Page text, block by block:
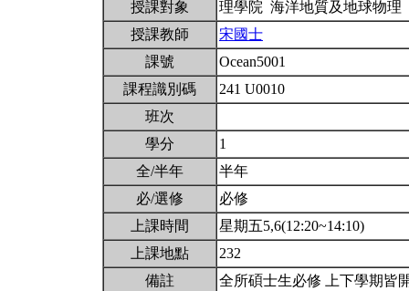
授課對象
理學院 海洋地質及地球物理
授課教師
宋國士
課號
Ocean5001
課程識別碼
241 U0010
班次
學分
1
全/半年
半年
必/選修
必修
上課時間
星期五5,6(12:20~14:10)
上課地點
232
備註
全所碩士生必修 上下學期皆